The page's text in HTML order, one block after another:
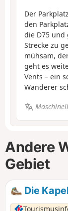
Der
den
die D75
Strecke zu
mühsam,
geht es
Vents – ein
Wanderer
Andere
Gebiet
Die